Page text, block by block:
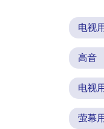
电视
高音
电视
萤幕